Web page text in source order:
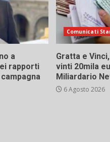
a
rapporti
Comunicati
Gratta e
vinti 20mila
Miliardario
6 Agosto 2026